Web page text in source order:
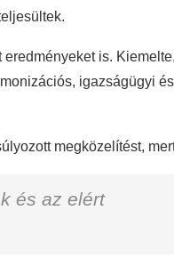
is.
igazságügyi és
megközelítést,
és az elért